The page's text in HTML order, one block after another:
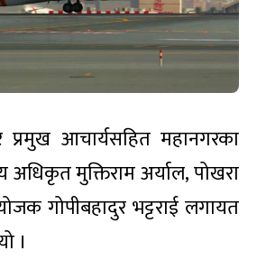
प्रमुख आचार्यसहित महानगरका
अधिकृत मुक्तिराम अर्याल, पोखरा
गोपीबहादुर भट्टराई लगायत
।